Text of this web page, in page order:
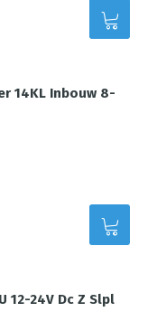
14KL Inbouw 8-
12-24V Dc Z Slpl